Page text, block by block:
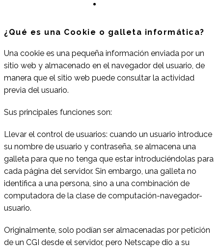
¿Qué es una Cookie o galleta informática?
Una cookie es una pequeña información enviada por un
sitio web y almacenado en el navegador del usuario, de
manera que el sitio web puede consultar la actividad
previa del usuario.
Sus principales funciones son:
Llevar el control de usuarios: cuando un usuario introduce
su nombre de usuario y contraseña, se almacena una
galleta para que no tenga que estar introduciéndolas para
cada página del servidor. Sin embargo, una galleta no
identifica a una persona, sino a una combinación de
computadora de la clase de computación-navegador-
usuario.
Originalmente, solo podían ser almacenadas por petición
de un CGI desde el servidor, pero Netscape dio a su